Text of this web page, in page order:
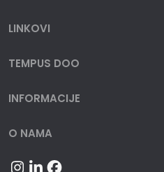
LINKOVI
TEMPUS DOO
INFORMACIJE
O NAMA